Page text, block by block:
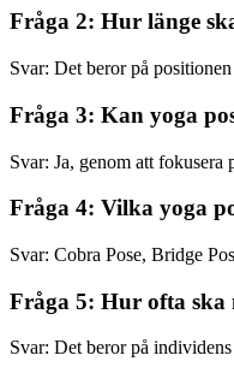
Fråga 2: Hur länge
Svar: Det beror på
Fråga 3: Kan yoga
Svar: Ja, genom att
Fråga 4: Vilka yoga
Svar: Cobra Pose, Bridge
Fråga 5: Hur ofta ska
Svar: Det beror på